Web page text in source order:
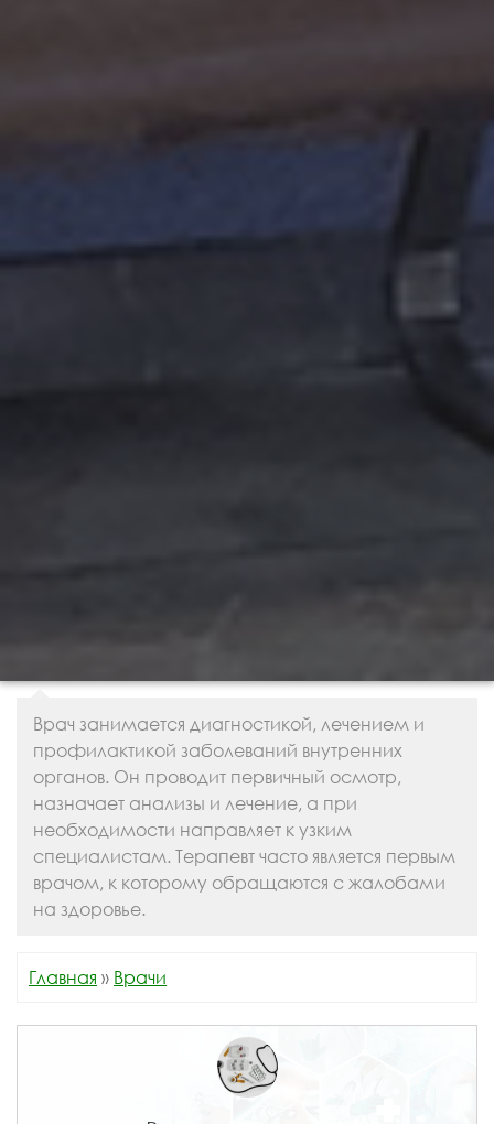
Врач занимается диагностикой, лечением и
профилактикой заболеваний внутренних
органов. Он проводит первичный осмотр,
назначает анализы и лечение, а при
необходимости направляет к узким
специалистам. Терапевт часто является первым
врачом, к которому обращаются с жалобами
на здоровье.
Главная » Врачи